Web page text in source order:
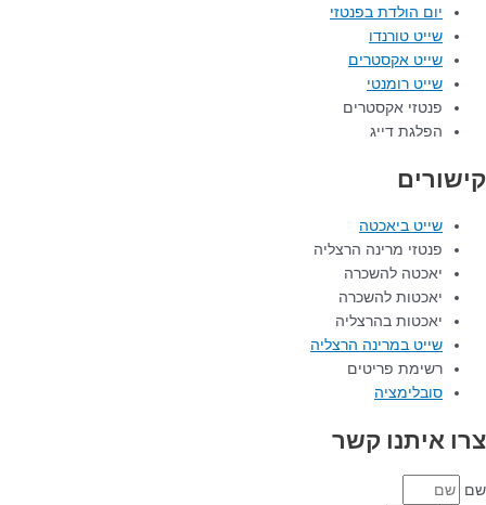
יום הולדת בפנטזי
שייט טורנדו
שייט אקסטרים
שייט רומנטי
פנטזי אקסטרים
הפלגת דייג
קישורים
שייט ביאכטה
פנטזי מרינה הרצליה
יאכטה להשכרה
יאכטות להשכרה
יאכטות בהרצליה
שייט במרינה הרצליה
רשימת פריטים
סובלימציה
צרו איתנו קשר
שם